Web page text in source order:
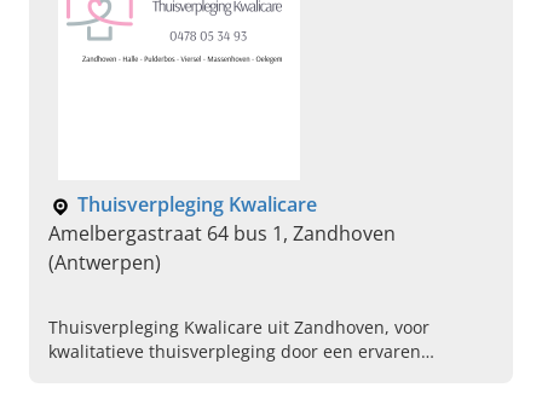
Thuisverpleging Kwalicare
Amelbergastraat 64 bus 1, Zandhoven
(Antwerpen)
Thuisverpleging Kwalicare uit Zandhoven, voor
kwalitatieve thuisverpleging door een ervaren